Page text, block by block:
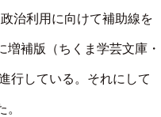
治利用に向けて補助線を
補版（ちくま学芸文庫・
行している。それにして